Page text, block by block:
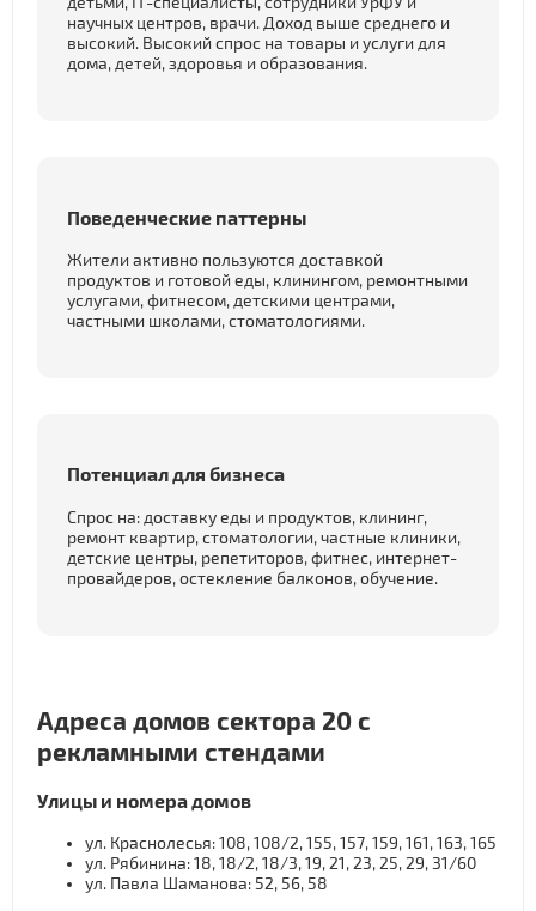
научных центров, врачи. Доход выше среднего и
высокий. Высокий спрос на товары и услуги для
дома, детей, здоровья и образования.
Поведенческие паттерны
Жители активно пользуются доставкой
продуктов и готовой еды, клинингом, ремонтными
услугами, фитнесом, детскими центрами,
частными школами, стоматологиями.
Потенциал для бизнеса
Спрос на: доставку еды и продуктов, клининг,
ремонт квартир, стоматологии, частные клиники,
детские центры, репетиторов, фитнес, интернет-
провайдеров, остекление балконов, обучение.
Адреса домов сектора 20 с
рекламными стендами
Улицы и номера домов
ул. Краснолесья: 108, 108/2, 155, 157, 159, 161, 163, 165
ул. Рябинина: 18, 18/2, 18/3, 19, 21, 23, 25, 29, 31/60
ул. Павла Шаманова: 52, 56, 58